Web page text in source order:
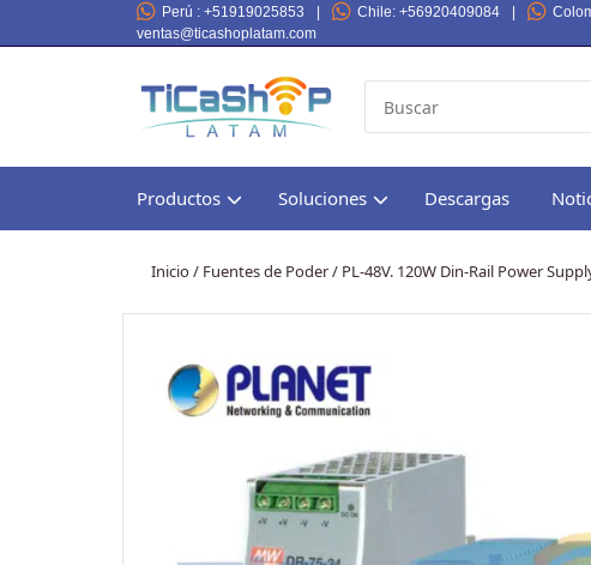
Perú : +51919025853 | Chile: +56920409084 |
ventas@ticashoplatam.com
Productos Soluciones Descargas
Inicio/ Fuentes de Poder/ PL-48V. 120W Din-Rail Power